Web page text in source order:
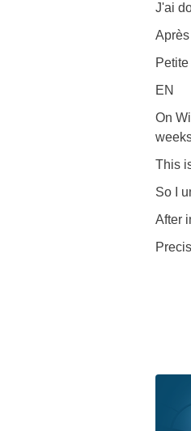
J'ai
EN
On
This
So I
After